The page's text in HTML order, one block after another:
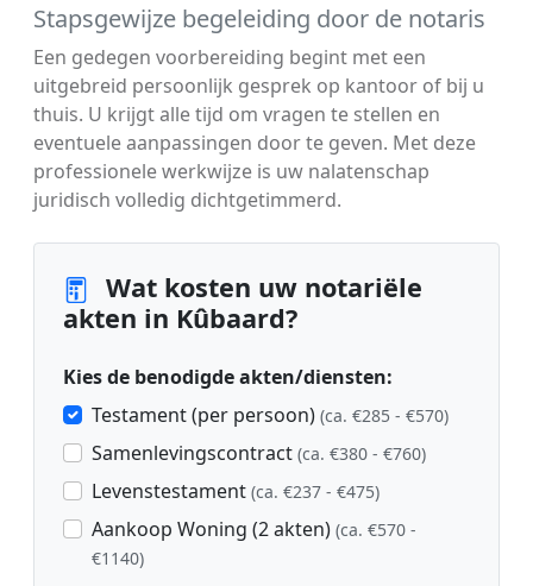
Stapsgewijze begeleiding door de notaris
Een gedegen voorbereiding begint met een
uitgebreid persoonlijk gesprek op kantoor of bij u
thuis. U krijgt alle tijd om vragen te stellen en
eventuele aanpassingen door te geven. Met deze
professionele werkwijze is uw nalatenschap
juridisch volledig dichtgetimmerd.
Wat kosten uw notariële
akten in Kûbaard?
Kies de benodigde akten/diensten:
Testament (per persoon) (ca. €285 - €570)
Samenlevingscontract (ca. €380 - €760)
Levenstestament (ca. €237 - €475)
Aankoop Woning (2 akten) (ca. €570 -
€1140)